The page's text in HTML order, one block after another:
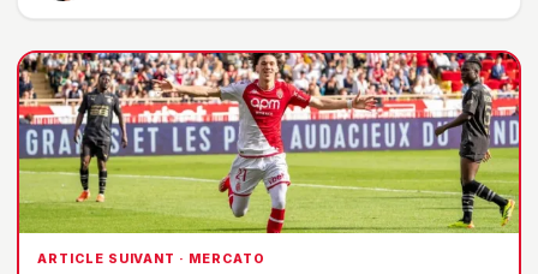
ARTICLE SUIVANT · MERCATO